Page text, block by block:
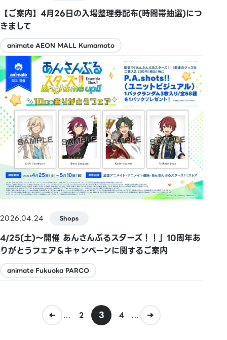
【ご案内】4月26日の入場整理券配布(時間帯抽選)につ
きまして
animate AEON MALL Kumamoto
2026.04.24 Shops
4/25(土)～開催 あんさんぶるスターズ！！」10周年あ
りがとうフェア＆キャンペーンに関するご案内
animate Fukuoka PARCO
... 2 3 4 ...